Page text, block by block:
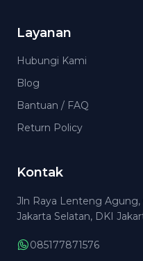
Layanan
Hubungi Kami
Blog
Bantuan / FAQ
Return Policy
Kontak
Jln Raya Lenteng Agung,
Jakarta Selatan, DKI
085177871576